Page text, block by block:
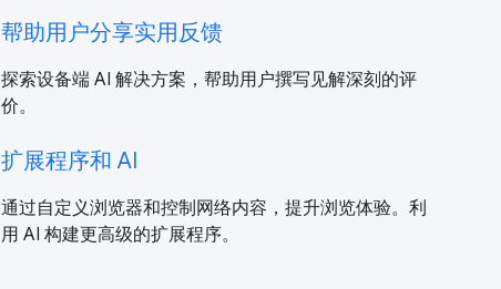
帮助用户分享实用反馈
探索设备端 AI 解决方案，帮助用户撰写见解深刻的评
价。
扩展程序和 AI
通过自定义浏览器和控制网络内容，提升浏览体验。利
用 AI 构建更高级的扩展程序。